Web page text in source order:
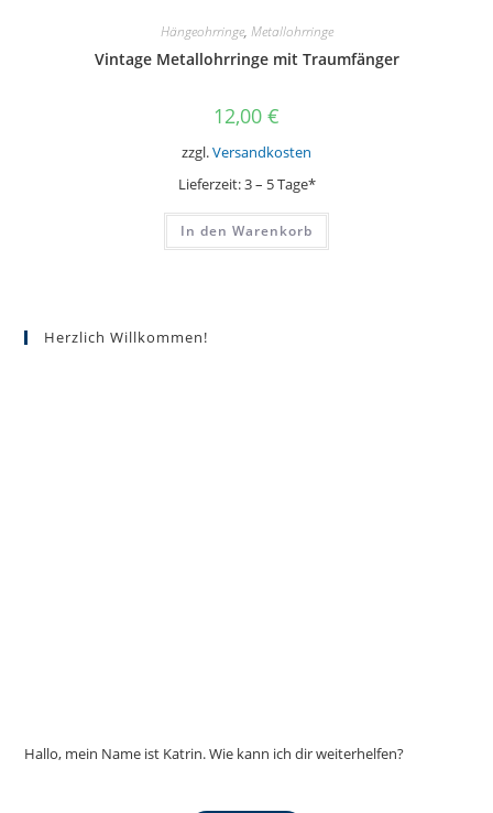
Hängeohrringe, Metallohrringe
Vintage Metallohrringe mit Traumfänger
12,00 €
zzgl.Versandkosten
Lieferzeit:3 – 5 Tage*
In den Warenkorb
Herzlich Willkommen!
Hallo, mein Name ist Katrin. Wie kann ich dir weiterhelfen?